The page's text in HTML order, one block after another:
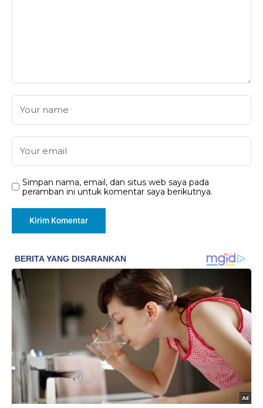
Simpan nama, email, dan situs web saya pada
peramban ini untuk komentar saya berikutnya.